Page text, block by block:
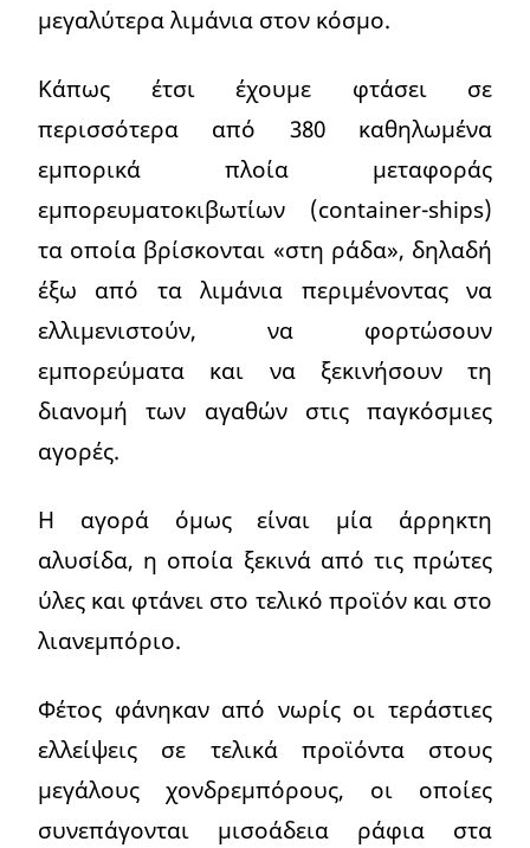
μεγαλύτερα λιμάνια στον κόσμο.
Κάπως έτσι έχουμε φτάσει σε
περισσότερα από 380 καθηλωμένα
εμπορικά πλοία μεταφοράς
εμπορευματοκιβωτίων (container-ships)
τα οποία βρίσκονται «στη ράδα», δηλαδή
έξω από τα λιμάνια περιμένοντας να
ελλιμενιστούν, να φορτώσουν
εμπορεύματα και να ξεκινήσουν τη
διανομή των αγαθών στις παγκόσμιες
αγορές.
Η αγορά όμως είναι μία άρρηκτη
αλυσίδα, η οποία ξεκινά από τις πρώτες
ύλες και φτάνει στο τελικό προϊόν και στο
λιανεμπόριο.
Φέτος φάνηκαν από νωρίς οι τεράστιες
ελλείψεις σε τελικά προϊόντα στους
μεγάλους χονδρεμπόρους, οι οποίες
συνεπάγονται μισοάδεια ράφια στα